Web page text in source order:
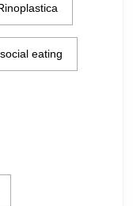
social eating